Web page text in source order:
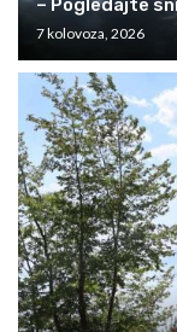
– Pogledajte
7 kolovoza, 2026